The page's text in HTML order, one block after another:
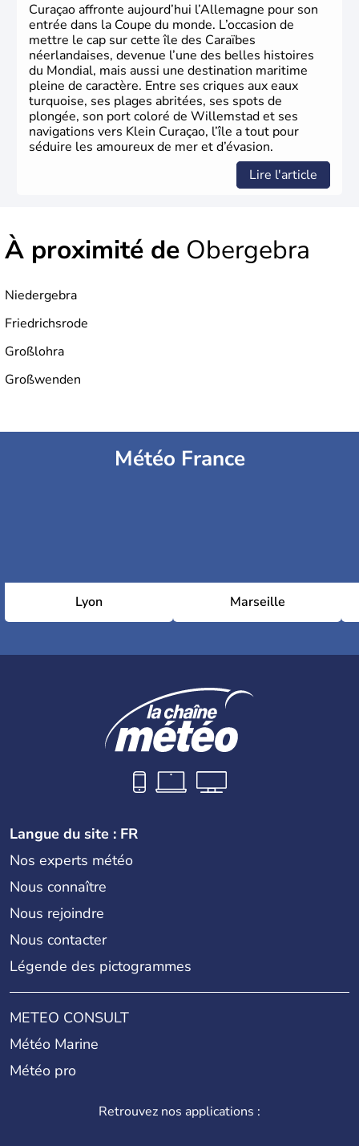
Curaçao affronte aujourd’hui l’Allemagne pour son
entrée dans la Coupe du monde. L’occasion de
mettre le cap sur cette île des Caraïbes
néerlandaises, devenue l’une des belles histoires
du Mondial, mais aussi une destination maritime
pleine de caractère. Entre ses criques aux eaux
turquoise, ses plages abritées, ses spots de
plongée, son port coloré de Willemstad et ses
navigations vers Klein Curaçao, l’île a tout pour
séduire les amoureux de mer et d’évasion.
Lire l'article
À proximité de Obergebra
Niedergebra
Friedrichsrode
Großlohra
Großwenden
Météo France
Lyon Marseille
Langue du site : FR
Nos experts météo
Nous connaître
Nous rejoindre
Nous contacter
Légende des pictogrammes
METEO CONSULT
Météo Marine
Météo pro
Retrouvez nos applications :